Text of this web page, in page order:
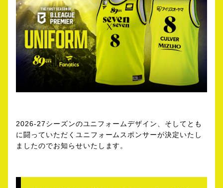
2026-27シーズンのユニフォームデザイン、そしてとも
に闘っていただくユニフォームスポンサーが決定いたし
ましたのでお知らせいたします。